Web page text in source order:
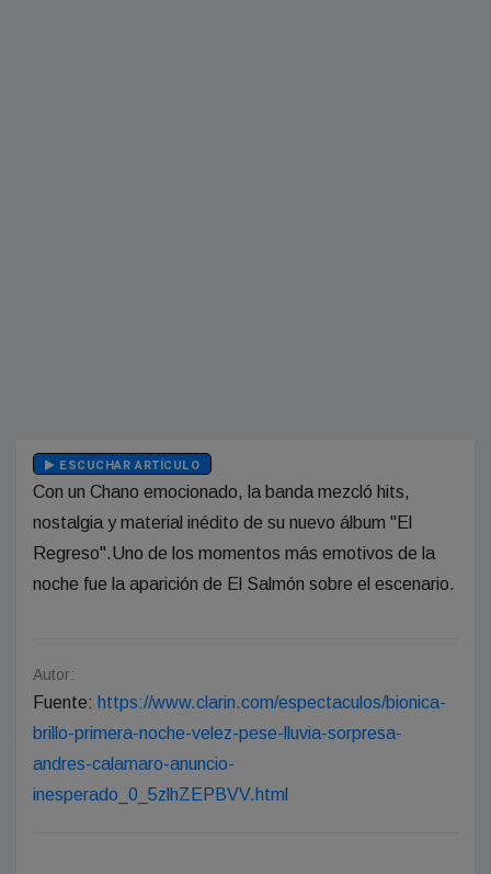
ESCUCHAR ARTÍCULO
Con un Chano emocionado, la banda mezcló hits,
nostalgia y material inédito de su nuevo álbum "El
Regreso".Uno de los momentos más emotivos de la
noche fue la aparición de El Salmón sobre el escenario.
Autor:
Fuente: https://www.clarin.com/espectaculos/bionica-
brillo-primera-noche-velez-pese-lluvia-sorpresa-
andres-calamaro-anuncio-
inesperado_0_5zlhZEPBVV.html